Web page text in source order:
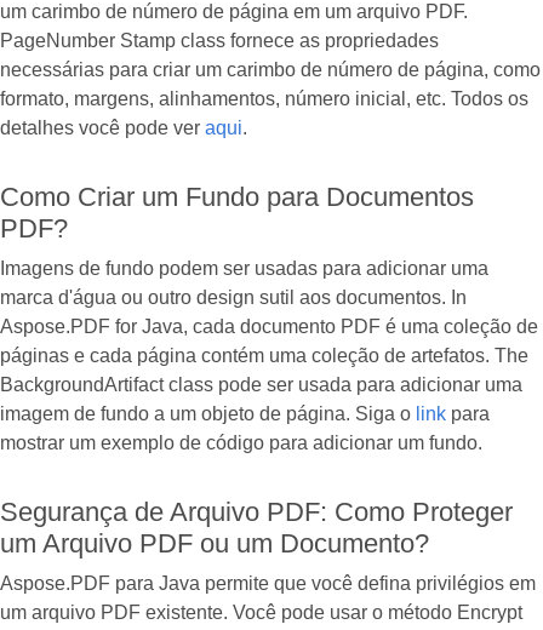
um carimbo de número de página em um arquivo PDF.
PageNumber Stamp class fornece as propriedades
necessárias para criar um carimbo de número de página, como
formato, margens, alinhamentos, número inicial, etc. Todos os
detalhes você pode ver aqui.
Como Criar um Fundo para Documentos
PDF?
Imagens de fundo podem ser usadas para adicionar uma
marca d'água ou outro design sutil aos documentos. In
Aspose.PDF for Java, cada documento PDF é uma coleção de
páginas e cada página contém uma coleção de artefatos. The
BackgroundArtifact class pode ser usada para adicionar uma
imagem de fundo a um objeto de página. Siga o link para
mostrar um exemplo de código para adicionar um fundo.
Segurança de Arquivo PDF: Como Proteger
um Arquivo PDF ou um Documento?
Aspose.PDF para Java permite que você defina privilégios em
um arquivo PDF existente. Você pode usar o método Encrypt